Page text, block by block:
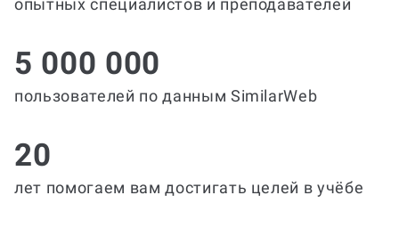
опытных специалистов и преподавателей
5 000 000
пользователей по данным SimilarWeb
20
лет помогаем вам достигать целей в учёбе